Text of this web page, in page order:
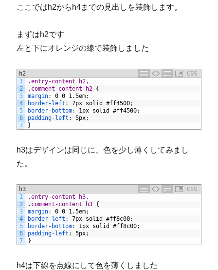
ここではh2からh4までの見出しを装飾します。
まずはh2です
左と下にオレンジの線で装飾しました
h2
CSS
1
2
3
4
5
6
7
.entry-content h2,
.comment-content h2 {
margin: 0 0 1.5em;
border-left : 7px solid #ff4500;
border-bottom: 1px solid #ff4500;
padding-left : 5px;
}
h3はデザインは同じに、色を少し薄くしてみまし
た。
h3
CSS
1
2
3
4
5
6
7
.entry-content h3,
.comment-content h3 {
margin: 0 0 1.5em;
border-left : 7px solid #ff8c00;
border-bottom: 1px solid #ff8c00;
padding-left : 5px;
}
h4は下線を点線にして色を薄くしました